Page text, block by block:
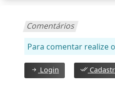
Comentários
Para comentar realize
Login